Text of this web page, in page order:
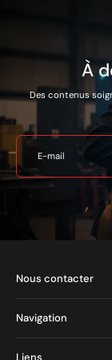
source externe
comprimé.
Marque : TELWIN
Réference: 816147
Garantie de 2 ans
À
Des contenus
E-mail
Nous contacter
Navigation